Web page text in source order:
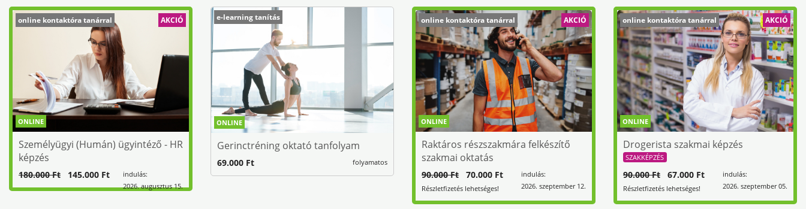
ONLINE
online kontaktóra tanárral AKCIÓ
Személyügyi (Humán) ügyintéző - HR
képzés
indulás:
2026. augusztus 15.
180.000 Ft 145.000 Ft
ONLINE
e-learning tanítás
Gerinctréning oktató tanfolyam
folyamatos
69.000 Ft
ONLINE
online kontaktóra tanárral AKCIÓ
Raktáros részszakmára felkészítő
szakmai oktatás
indulás:
2026. szeptember 12.
90.000 Ft 70.000 Ft
Részletfizetés lehetséges!
ONLINE
online kontaktóra tanárral AKCIÓ
Drogerista szakmai képzés
SZAKKÉPZÉS
indulás:
2026. szeptember 05.
90.000 Ft 67.000 Ft
Részletfizetés lehetséges!